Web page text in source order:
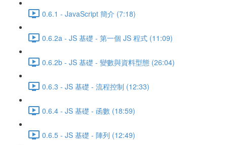
0.6.1 - JavaScript 簡介 (7:18)
0.6.2a - JS 基礎 - 第一個 JS 程式 (11:09)
0.6.2b - JS 基礎 - 變數與資料型態 (26:04)
0.6.3 - JS 基礎 - 流程控制 (12:33)
0.6.4 - JS 基礎 - 函數 (18:59)
0.6.5 - JS 基礎 - 陣列 (12:49)